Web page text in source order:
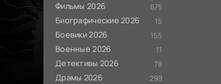
Фильмы 2026 675
Биографические 2026 15
Боевики 2026 155
Военные 2026 11
Детективы 2026 78
Драмы 2026 299